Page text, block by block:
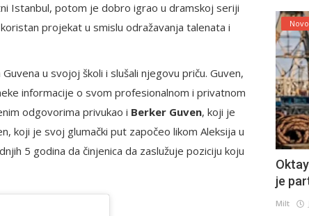
Istanbul, potom je dobro igrao u dramskoj seriji
projekat u smislu odražavanja talenata i
u svojoj školi i slušali njegovu priču. Guven,
informacije o svom profesionalnom i privatnom
odgovorima privukao i Berker Guven, koji je
koji je svoj glumački put započeo likom Aleksija u
5 godina da činjenica da zaslužuje poziciju koju
je
Milt